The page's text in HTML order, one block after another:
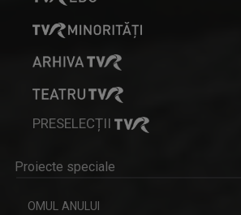
ROCK MANIAC
Știri, albumele momentului, cronica ...
Ruxandra Gheorghe Negrea a absolvit
PRESELECȚII
Proiecte speciale
OMUL ANULUI